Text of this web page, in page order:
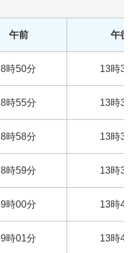
午前 午後
8時50分 13時
8時55分 13時
8時58分 13時
8時59分 13時
9時00分 13時
9時01分 13時